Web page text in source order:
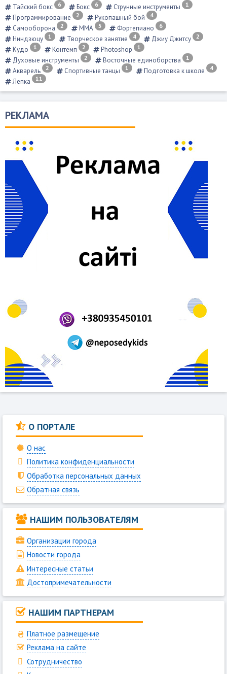
Тайский бокс 6 Бокс 6 Струнные инструменты 1
Программирование 2 Рукопашный бой 4
Самооборона 2 ММА 5 Фортепиано 6
Ниндзюцу 1 Творческое занятие 4 Джиу Джитсу 2
Кудо 1 Контемп 2 Photoshop 1
Духовые инструменты 2 Восточные единоборства 1
Акварель 2 Спортивные танцы 1 Подготовка к школе 4
Лепка 11
РЕКЛАМА
О ПОРТАЛЕ
О нас
Политика конфиденциальности
Обработка персональных данных
Обратная связь
НАШИМ ПОЛЬЗОВАТЕЛЯМ
Организации города
Новости города
Интересные статьи
Достопримечательности
НАШИМ ПАРТНЕРАМ
Платное размещение
Реклама на сайте
Сотрудничество